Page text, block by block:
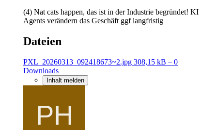
(4) Nat cats happen, das ist in der Industrie begründet! KI
Agents verändern das Geschäft ggf langfristig
Dateien
PXL_20260313_092418673~2.jpg 308,15 kB – 0
Downloads
Inhalt melden